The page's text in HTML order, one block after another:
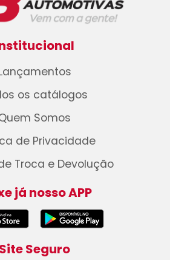
os catálogos
Somos
de Privacidade
Troca e Devolução
já nosso APP
Site Seguro